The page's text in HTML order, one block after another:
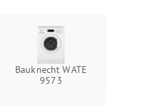
Bauknecht WATE
9573